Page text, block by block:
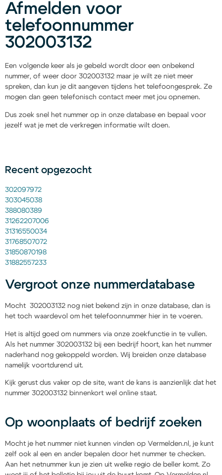
Afmelden voor
telefoonnummer
302003132
Een volgende keer als je gebeld wordt door een onbekend
nummer, of weer door 302003132 maar je wilt ze niet meer
spreken, dan kun je dit aangeven tijdens het telefoongesprek. Ze
mogen dan geen telefonisch contact meer met jou opnemen.
Dus zoek snel het nummer op in onze database en bepaal voor
jezelf wat je met de verkregen informatie wilt doen.
Recent opgezocht
302097972
303045038
388080389
31262207006
31316550034
31768507072
31850870198
31882557233
Vergroot onze nummerdatabase
Mocht 302003132 nog niet bekend zijn in onze database, dan is
het toch waardevol om het telefoonnummer hier in te voeren.
Het is altijd goed om nummers via onze zoekfunctie in te vullen.
Als het nummer 302003132 bij een bedrijf hoort, kan het nummer
naderhand nog gekoppeld worden. Wij breiden onze database
namelijk voortdurend uit.
Kijk gerust dus vaker op de site, want de kans is aanzienlijk dat het
nummer 302003132 binnenkort wel online staat.
Op woonplaats of bedrijf zoeken
Mocht je het nummer niet kunnen vinden op Vermelden.nl, je kunt
zelf ook al een en ander bepalen door het nummer te checken.
Aan het netnummer kun je zien uit welke regio de beller komt. Zo